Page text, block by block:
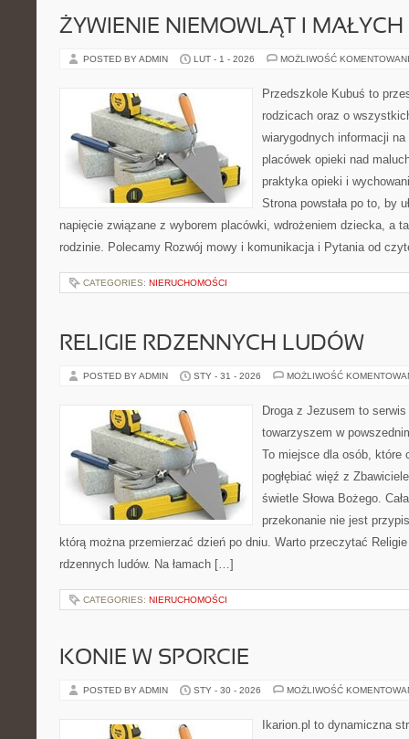
ŻYWIENIE NIEMOWLĄT I MAŁYCH
POSTED BY ADMIN LUT - 1 - 2026 MOŻLIWOŚĆ
Przedszkole Kubuś to
rodzicach oraz o
wiarygodnych informacji
placówek opieki nad
praktyka opieki i
Strona powstała po to, by
napięcie związane z wyborem placówki, wdrożeniem dziecka, a
rodzinie. Polecamy Rozwój mowy i komunikacja i Pytania od
CATEGORIES: NIERUCHOMOŚCI
RELIGIE RDZENNYCH LUDÓW
POSTED BY ADMIN STY - 31 - 2026 MOŻLIWOŚĆ
Droga z Jezusem to
towarzyszem w
To miejsce dla osób, które
pogłębiać więź z
świetle Słowa Bożego.
przekonanie nie jest
którą można przemierzać dzień po dniu. Warto przeczytać
rdzennych ludów. Na łamach […]
CATEGORIES: NIERUCHOMOŚCI
KONIE W SPORCIE
POSTED BY ADMIN STY - 30 - 2026 MOŻLIWOŚĆ
Ikarion.pl to dynamiczna